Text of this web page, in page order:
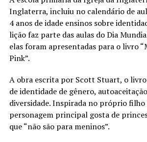
Inglaterra, incluiu no calendário de
4 anos de idade ensinos sobre
lição faz parte das aulas do Dia
elas foram apresentadas para o livro
Pink”.
A obra escrita por Scott Stuart, o
de identidade de gênero,
diversidade. Inspirada no próprio filho
personagem principal gosta de
que “não são para meninos”.